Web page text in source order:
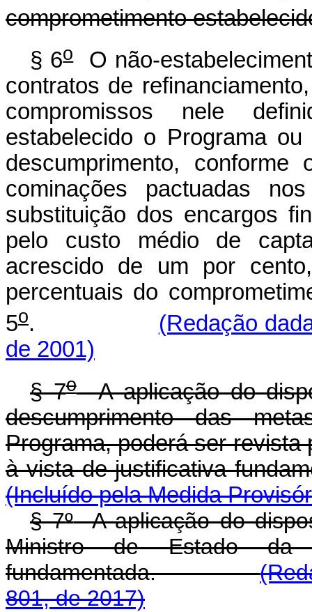
comprometimento
§ 6oO não-
contratos de
compromissos nele
estabelecido o Programa
descumprimento,
cominações pactuadas
substituição dos encargos
pelo custo médio de
acrescido de um por
percentuais do
5o. (Redação
de 2001)
§ 7oA aplicação do
descumprimento das
Programa, poderá ser revista
à vista de justificativa
(Incluído pela Medida
§ 7ºA aplicação do
Ministro de Estado da
fundamentada.
801, de 2017)